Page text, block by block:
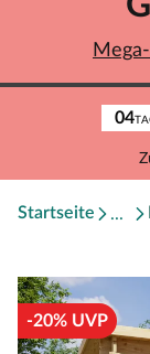
04
Startseite
-20% UVP